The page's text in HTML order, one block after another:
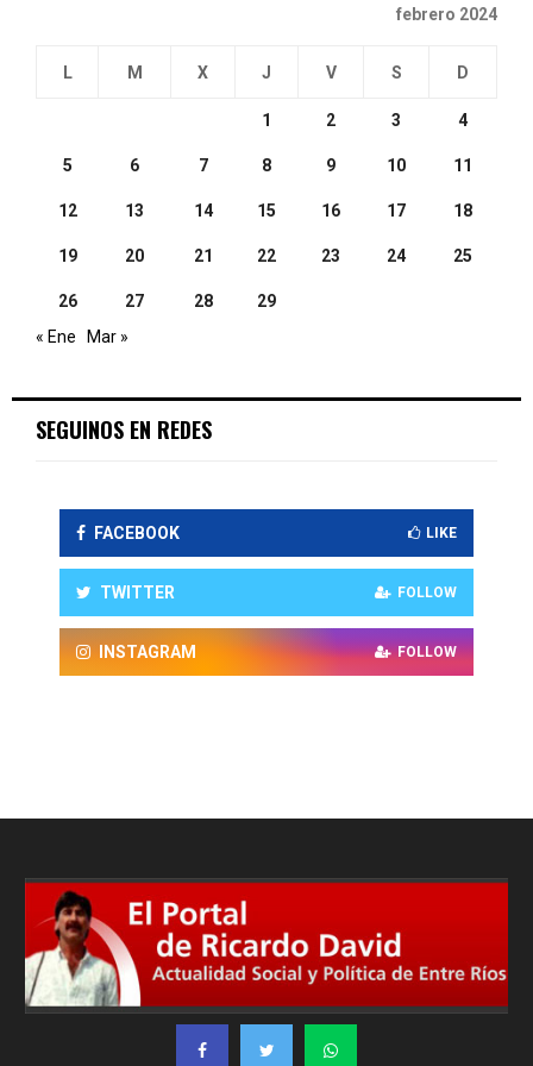
febrero 2024
L M X J V S D
1 2 3 4
5 6 7 8 9 10 11
12 13 14 15 16 17 18
19 20 21 22 23 24 25
26 27 28
29
« Ene
Mar »
SEGUINOS EN REDES
FACEBOOK LIKE
TWITTER FOLLOW
INSTAGRAM FOLLOW